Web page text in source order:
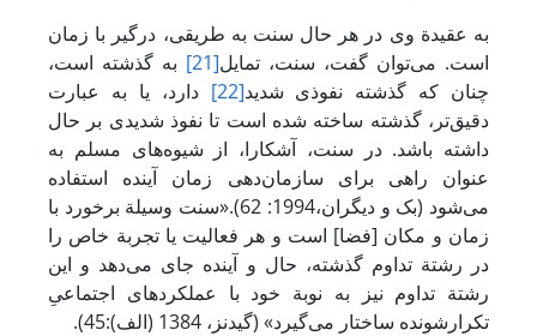
به عقیدة وی در هر حال سنت به طریقی، درگیر با زمان
است. می‌توان گفت، سنت، تمایل[21]
به گذشته است،
چنان که گذشته نفوذی شدید[22]
دارد، یا به عبارت
دقیق‌تر، گذشته ساخته شده است تا نفوذ شدیدی بر حال
داشته باشد. در سنت، آشکارا، از شیوه‌های مسلم به
عنوان راهی برای سازمان‌دهی زمان آینده استفاده
می‌شود (بک و دیگران،1994: 62).«سنت وسیلة برخورد با
زمان و مکان [فضا] است و هر فعالیت یا تجربة خاص را
در رشتة تداوم گذشته، حال و آینده جای می‌دهد و این
رشتة تداوم نیز به نوبة خود با عملکردهای اجتماعیِ
تکرارشونده ساختار می‌گیرد» (گیدنز، 1384 (الف):45).